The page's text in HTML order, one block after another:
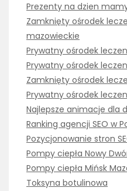
Prezenty na dzien
Zamknięty ośrodek
mazowieckie
Prywatny ośrodek
Prywatny ośrodek
Zamknięty ośrodek
Prywatny ośrodek
Najlepsze animacje dla
Ranking agencji SEO w
Pozycjonowanie stron
Pompy ciepła Nowy
Pompy ciepła Mińsk
Toksyna botulinowa